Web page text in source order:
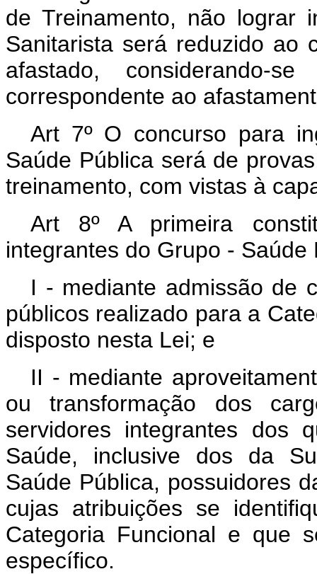
de Treinamento, não lograr
Sanitarista será reduzido ao
afastado, considerando-
correspondente ao
Art 7º O concurso para
Saúde Pública será de
treinamento, com vistas à
Art 8º A primeira
integrantes do Grupo - Saúde
I - mediante admissão de
públicos realizado para a
disposto nesta Lei; e
II - mediante
ou transformação dos
servidores integrantes dos
Saúde, inclusive dos da
Saúde Pública, possuidores
cujas atribuições se
Categoria Funcional e que
específico.